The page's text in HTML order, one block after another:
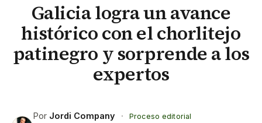
Galicia logra un avance
histórico con el chorlitejo
patinegro y sorprende a los
expertos
Por Jordi Company ·
Proceso editorial